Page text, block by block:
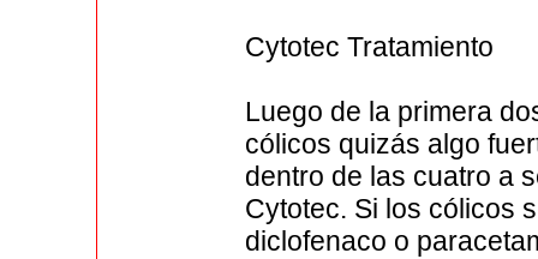
Cytotec Tratamiento
Luego de la primera
cólicos quizás algo
dentro de las cuatro a
Cytotec. Si los cólicos
diclofenaco o